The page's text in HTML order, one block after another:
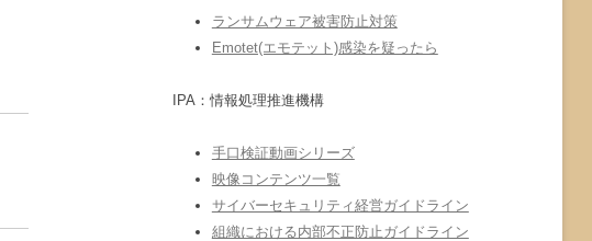
ランサムウェア被害防止対策
Emotet(エモテット)感染を疑ったら
IPA：情報処理推進機構
手口検証動画シリーズ
映像コンテンツ一覧
サイバーセキュリティ経営ガイドライン
組織における内部不正防止ガイドライン